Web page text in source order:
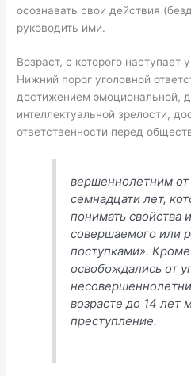
осознавать свои действия
руководить ими.
Возраст, с которого наступает
Нижний порог уголовной
достижением эмоциональной,
интеллектуальной зрелости,
ответственности перед
вершеннолетним от
семнадцати лет,
понимать свойства
совершаемого или
поступка­ми». Кроме
освобождались от
возрасте до 14 лет
преступление.